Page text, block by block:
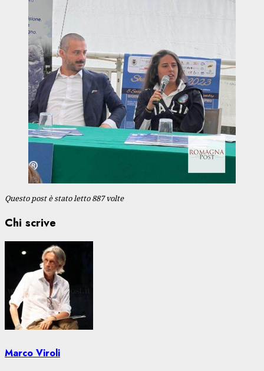
Questo post è stato letto 887 volte
Chi scrive
Marco Viroli